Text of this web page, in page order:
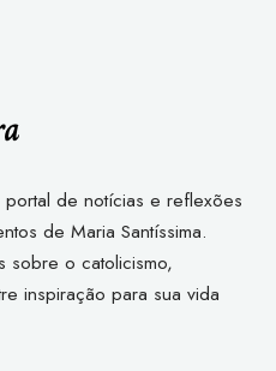
de notícias e reflexões
de Maria Santíssima.
sobre o catolicismo,
inspiração para sua vida